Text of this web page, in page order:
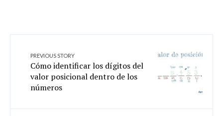
PREVIOUS STORY
Cómo identificar los dígitos del
valor posicional dentro de los
números